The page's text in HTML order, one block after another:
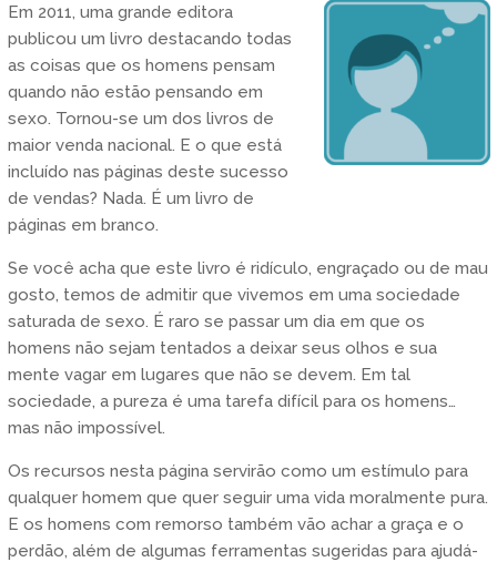
Em 2011, uma grande editora
publicou um livro destacando todas
as coisas que os homens pensam
quando não estão pensando em
sexo. Tornou-se um dos livros de
maior venda nacional. E o que está
incluído nas páginas deste sucesso
de vendas? Nada. É um livro de
páginas em branco.
Se você acha que este livro é ridículo, engraçado ou de mau
gosto, temos de admitir que vivemos em uma sociedade
saturada de sexo. É raro se passar um dia em que os
homens não sejam tentados a deixar seus olhos e sua
mente vagar em lugares que não se devem. Em tal
sociedade, a pureza é uma tarefa difícil para os homens…
mas não impossível.
Os recursos nesta página servirão como um estímulo para
qualquer homem que quer seguir uma vida moralmente pura.
E os homens com remorso também vão achar a graça e o
perdão, além de algumas ferramentas sugeridas para ajudá-